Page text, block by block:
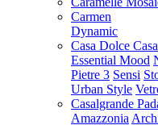
Carmen
Dynamic
Casa Dolce Casa
Essential Mood
Pietre 3 Sensi
Urban Style
Casalgrande
Amazzonia